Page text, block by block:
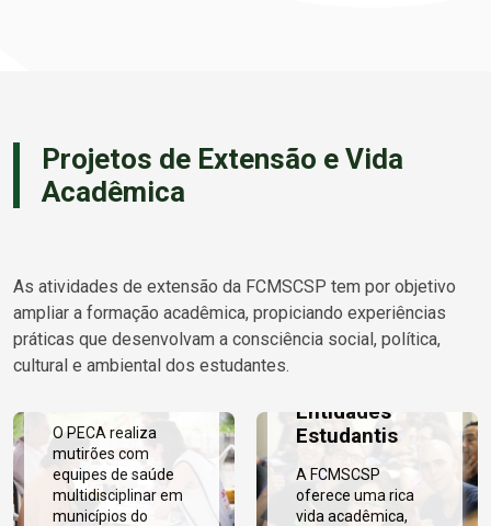
Projetos de Extensão e Vida
Acadêmica
As atividades de extensão da FCMSCSP tem por objetivo
ampliar a formação acadêmica, propiciando experiências
práticas que desenvolvam a consciência social, política,
cultural e ambiental dos estudantes.
Programa
Expedições
Científicas e
Assistenciais
O PECA realiza
mutirões com
equipes de saúde
multidisciplinar em
municípios do
Entidades
Estudantis
A FCMSCSP
oferece uma rica
vida acadêmica,